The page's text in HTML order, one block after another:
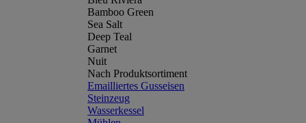
Bamboo Green
Sea Salt
Deep Teal
Garnet
Nuit
Nach Produktsortiment
Emailliertes Gusseisen
Steinzeug
Wasserkessel